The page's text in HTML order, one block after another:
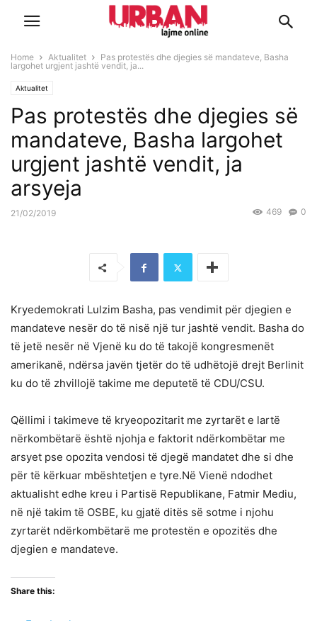
Home Aktualitet
Pas protestës dhe djegies së mandateve, Basha
largohet urgjent jashtë vendit, ja...
Aktualitet
Pas protestës dhe djegies së
mandateve, Basha largohet
urgjent jashtë vendit, ja
arsyeja
21/02/2019 0
469
Kryedemokrati Lulzim Basha, pas vendimit për djegien e
mandateve nesër do të nisë një tur jashtë vendit. Basha do
të jetë nesër në Vjenë ku do të takojë kongresmenët
amerikanë, ndërsa javën tjetër do të udhëtojë drejt Berlinit
ku do të zhvillojë takime me deputetë të CDU/CSU.
Qëllimi i takimeve të kryeopozitarit me zyrtarët e lartë
nërkombëtarë është njohja e faktorit ndërkombëtar me
arsyet pse opozita vendosi të djegë mandatet dhe si dhe
për të kërkuar mbështetjen e tyre.Në Vienë ndodhet
aktualisht edhe kreu i Partisë Republikane, Fatmir Mediu,
në një takim të OSBE, ku gjatë ditës së sotme i njohu
zyrtarët ndërkombëtarë me protestën e opozitës dhe
djegien e mandateve.
Share this: